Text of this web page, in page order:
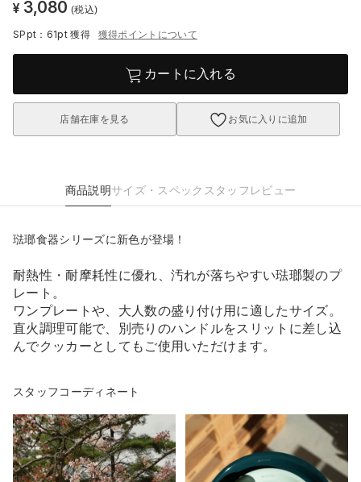
¥ 3,080 (税込)
SPpt：61pt獲得 獲得ポイントについて
カートに入れる
店舗在庫を見る お気に入りに追加
商品説明サイズ・スペック スタッフレビュー
琺瑯食器シリーズに新色が登場！
耐熱性・耐摩耗性に優れ、汚れが落ちやすい琺瑯製のプ
レート。
ワンプレートや、大人数の盛り付け用に適したサイズ。
直火調理可能で、別売りのハンドルをスリットに差し込
んでクッカーとしてもご使用いただけます。
スタッフコーディネート